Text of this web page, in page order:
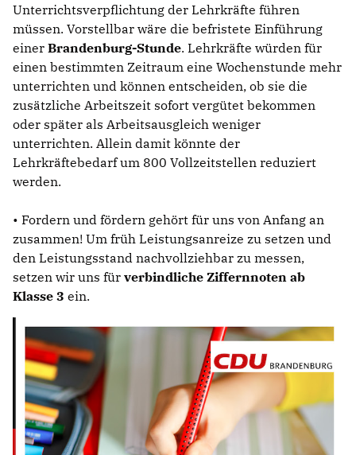
Unterrichtsverpflichtung der Lehrkräfte führen
müssen. Vorstellbar wäre die befristete Einführung
einer Brandenburg-Stunde. Lehrkräfte würden für
einen bestimmten Zeitraum eine Wochenstunde mehr
unterrichten und können entscheiden, ob sie die
zusätzliche Arbeitszeit sofort vergütet bekommen
oder später als Arbeitsausgleich weniger
unterrichten. Allein damit könnte der
Lehrkräftebedarf um 800 Vollzeitstellen reduziert
werden.
• Fordern und fördern gehört für uns von Anfang an
zusammen! Um früh Leistungsanreize zu setzen und
den Leistungsstand nachvollziehbar zu messen,
setzen wir uns für verbindliche Ziffernnoten ab
Klasse 3 ein.